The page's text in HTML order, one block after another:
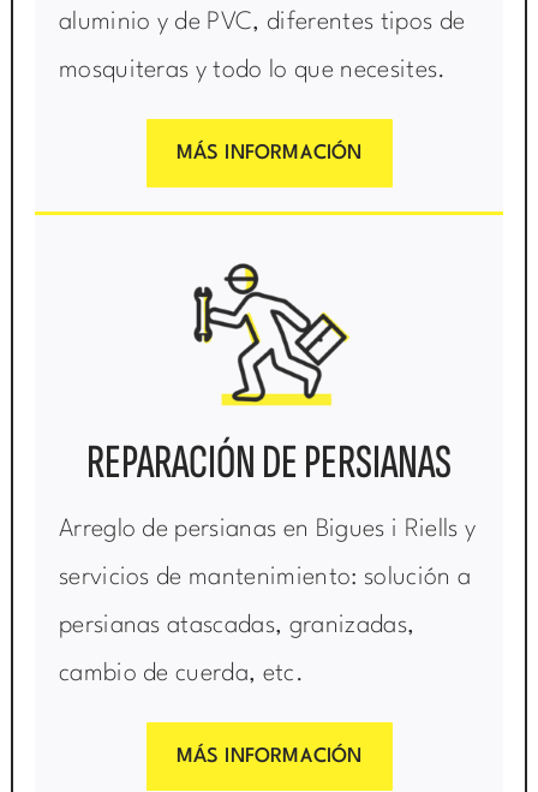
aluminio y de PVC, diferentes tipos de
mosquiteras y todo lo que necesites.
MÁS INFORMACIÓN
REPARACIÓN DE PERSIANAS
Arreglo de persianas en Bigues i Riells y
servicios de mantenimiento: solución a
persianas atascadas, granizadas,
cambio de cuerda, etc.
MÁS INFORMACIÓN